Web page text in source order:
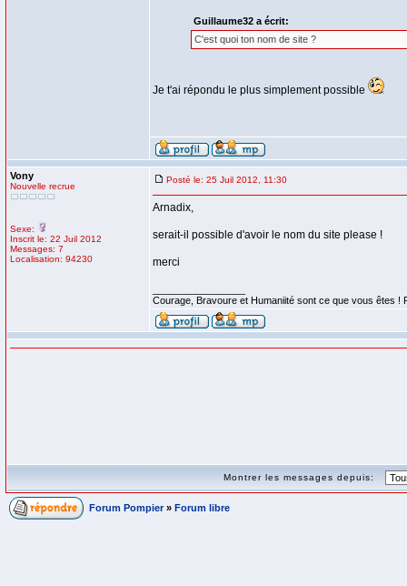
Guillaume32 a écrit:
C'est quoi ton nom de site ?
Je t'ai répondu le plus simplement possible
Vony
Nouvelle recrue
Sexe:
Inscrit le: 22 Juil 2012
Messages: 7
Localisation: 94230
Posté le: 25 Juil 2012, 11:30
Arnadix,
serait-il possible d'avoir le nom du site please !
merci
Courage, Bravoure et Humaniité sont ce que vous êtes !
Montrer les messages depuis:
Forum Pompier » Forum libre